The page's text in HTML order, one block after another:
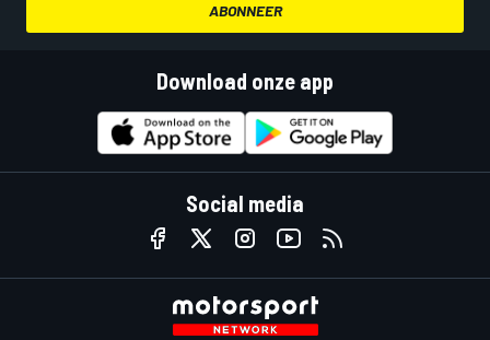
ABONNEER
Download onze app
Social media